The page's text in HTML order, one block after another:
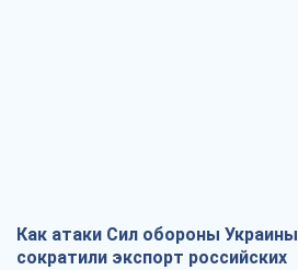
Как атаки Сил обороны Украины
сократили экспорт российских